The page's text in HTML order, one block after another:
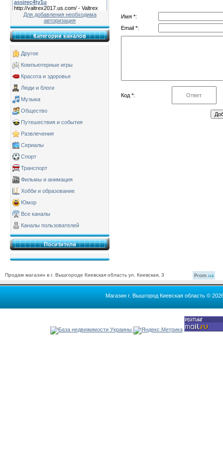
Для добавления необходима
авторизация
Категории каналов
Другое
Компьютерные игры
Красота и здоровье
Люди и блоги
Музыка
Общество
Путешествия и события
Развлечения
Сериалы
Спорт
Транспорт
Фильмы и анимация
Хобби и образование
Юмор
Все каналы
Каналы пользователей
Поситители
Имя *:
Email *:
Код *:
Продам магазин в г. Вышгороде Киевская область ул. Киевская, 3 Prom.ua
Магазин г. Вышгород Киевская область ©